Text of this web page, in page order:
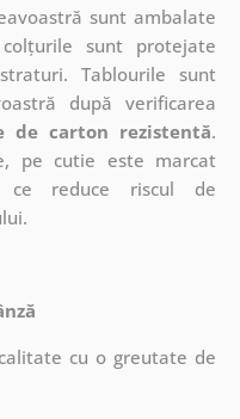
sunt ambalate
sunt protejate
Tablourile sunt
după verificarea
de carton rezistentă.
pe cutie este marcat
ce reduce riscul de
cu o greutate de